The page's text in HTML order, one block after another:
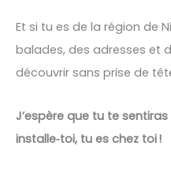
Et si tu es de la région de
balades, des adresses et
découvrir sans prise de
J’espère que tu te
installe‑toi, tu es chez toi !